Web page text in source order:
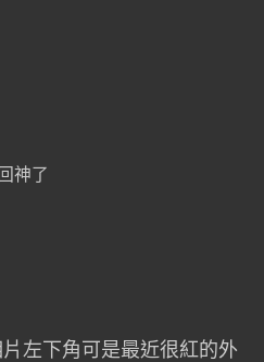
神了
左下角可是最近很紅的外